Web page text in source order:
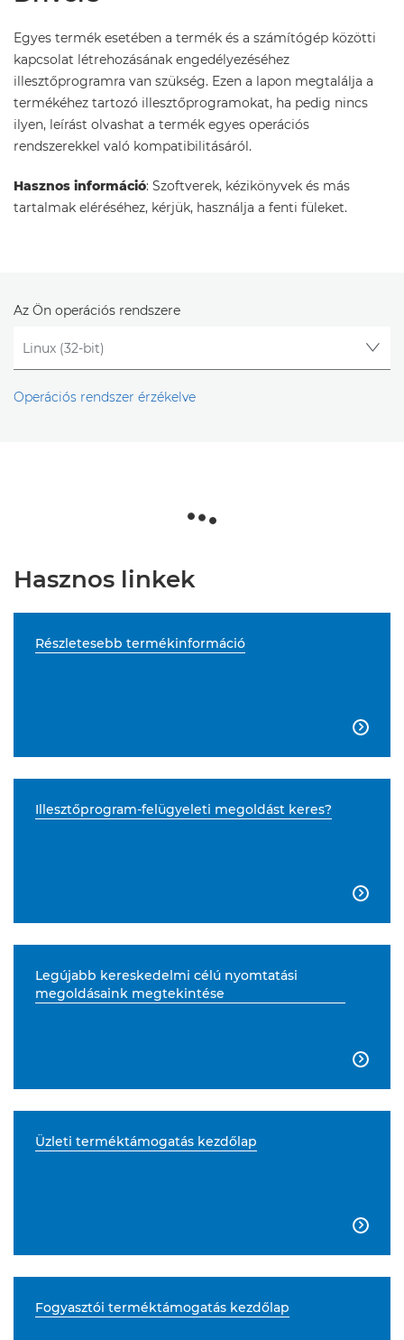
Egyes termék esetében a termék és a számítógép közötti
kapcsolat létrehozásának engedélyezéséhez
illesztőprogramra van szükség. Ezen a lapon megtalálja a
termékéhez tartozó illesztőprogramokat, ha pedig nincs
ilyen, leírást olvashat a termék egyes operációs
rendszerekkel való kompatibilitásáról.
Hasznos információ: Szoftverek, kézikönyvek és más
tartalmak eléréséhez, kérjük, használja a fenti füleket.
Az Ön operációs rendszere
Operációs rendszer érzékelve
Hasznos linkek
Részletesebb termékinformáció

Illesztőprogram-felügyeleti megoldást keres?

Legújabb kereskedelmi célú nyomtatási
megoldásaink megtekintése

Üzleti terméktámogatás kezdőlap

Fogyasztói terméktámogatás kezdőlap